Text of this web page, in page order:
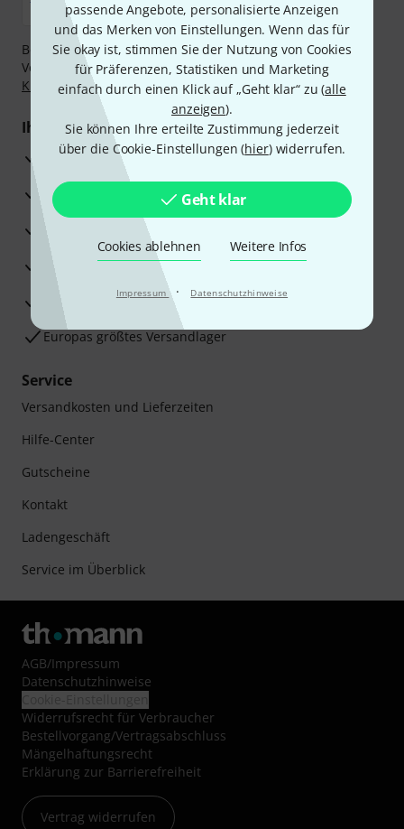
passende Angebote, personalisierte Anzeigen
und das Merken von Einstellungen. Wenn das für
Sie okay ist, stimmen Sie der Nutzung von Cookies
für Präferenzen, Statistiken und Marketing
einfach durch einen Klick auf „Geht klar“ zu (alle
anzeigen).
Sie können Ihre erteilte Zustimmung jederzeit
über die Cookie-Einstellungen (hier) widerrufen.
Geht klar
Cookies ablehnen Weitere Infos
Impressum · Datenschutzhinweise
Bezahlen Sie vertraulich und sicher per Nachnahme,
Vorkasse, PayPal, Amazon Pay,Klarna Sofort bezahlen
Klarna Ratenzahlungoder Kreditkarte.
Ihre Vorteile
3 Jahre Thomann Garantie
30 Tage Money-Back-Garantie
Reparaturservice
Beratung durch Fachexperten
Zufriedenheitsgarantie
Europas größtes Versandlager
Service
Versandkosten und Lieferzeiten
Hilfe-Center
Gutscheine
Kontakt
Ladengeschäft
Service im Überblick
AGB/Impressum
Datenschutzhinweise
Widerrufsrecht für Verbraucher
Bestellvorgang/Vertragsabschluss
Mängelhaftungsrecht
Erklärung zur Barrierefreiheit
Vertrag widerrufen